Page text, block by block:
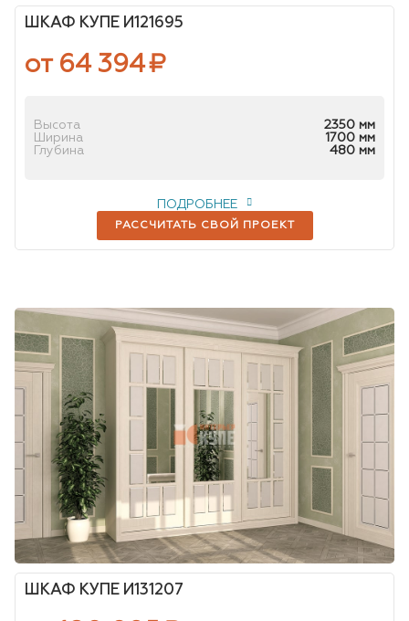
ШКАФ КУПЕ И121695
от 64 394₽
Высота
2350 мм
Ширина
1700 мм
Глубина
480 мм
РАССЧИТАТЬ СВОЙ ПРОЕКТ
ПОДРОБНЕЕ
ШКАФ КУПЕ И131207